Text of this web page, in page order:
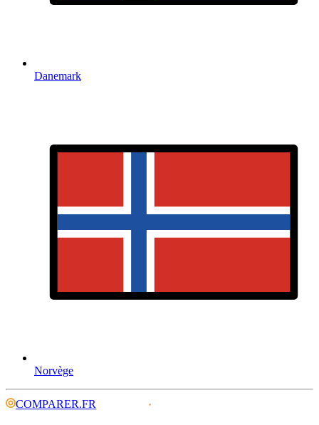
Danemark
Norvège
COMPARER.FR